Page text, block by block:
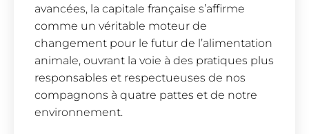
avancées, la capitale française s’affirme
comme un véritable moteur de
changement pour le futur de l’alimentation
animale, ouvrant la voie à des pratiques plus
responsables et respectueuses de nos
compagnons à quatre pattes et de notre
environnement.